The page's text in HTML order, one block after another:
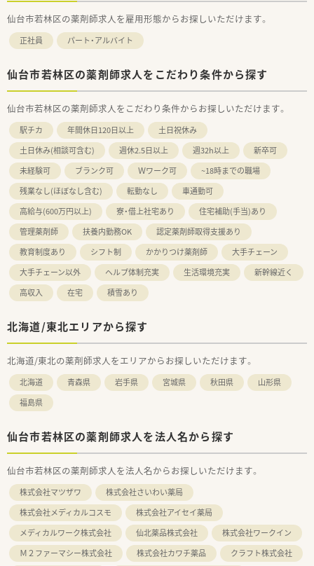
仙台市若林区の薬剤師求人を雇用形態からお探しいただけます。
正社員 パート・アルバイト
仙台市若林区の薬剤師求人をこだわり条件から探す
仙台市若林区の薬剤師求人をこだわり条件からお探しいただけます。
駅チカ 年間休日120日以上
土日祝休み
土日休み(相談可含む)
週休2.5日以上 週32h以上
新卒可
未経験可
ブランク可 Ｗワーク可
~18時までの職場
残業なし(ほぼなし含む)
転勤なし
車通勤可
高給与(600万円以上)
寮・借上社宅あり
住宅補助(手当)あり
管理薬剤師
扶養内勤務OK
認定薬剤師取得支援あり
教育制度あり
シフト制 かかりつけ薬剤師
大手チェーン
大手チェーン以外
ヘルプ体制充実 生活環境充実
新幹線近く
高収入
在宅 積雪あり
北海道/東北エリアから探す
北海道/東北の薬剤師求人をエリアからお探しいただけます。
北海道 青森県 岩手県 宮城県 秋田県
山形県
福島県
仙台市若林区の薬剤師求人を法人名から探す
仙台市若林区の薬剤師求人を法人名からお探しいただけます。
株式会社マツザワ
株式会社さいわい薬局
株式会社メディカルコスモ
株式会社アイセイ薬局
メディカルワーク株式会社
仙北薬品株式会社
株式会社ワークイン
Ｍ２ファーマシー株式会社
株式会社カワチ薬品 クラフト株式会社